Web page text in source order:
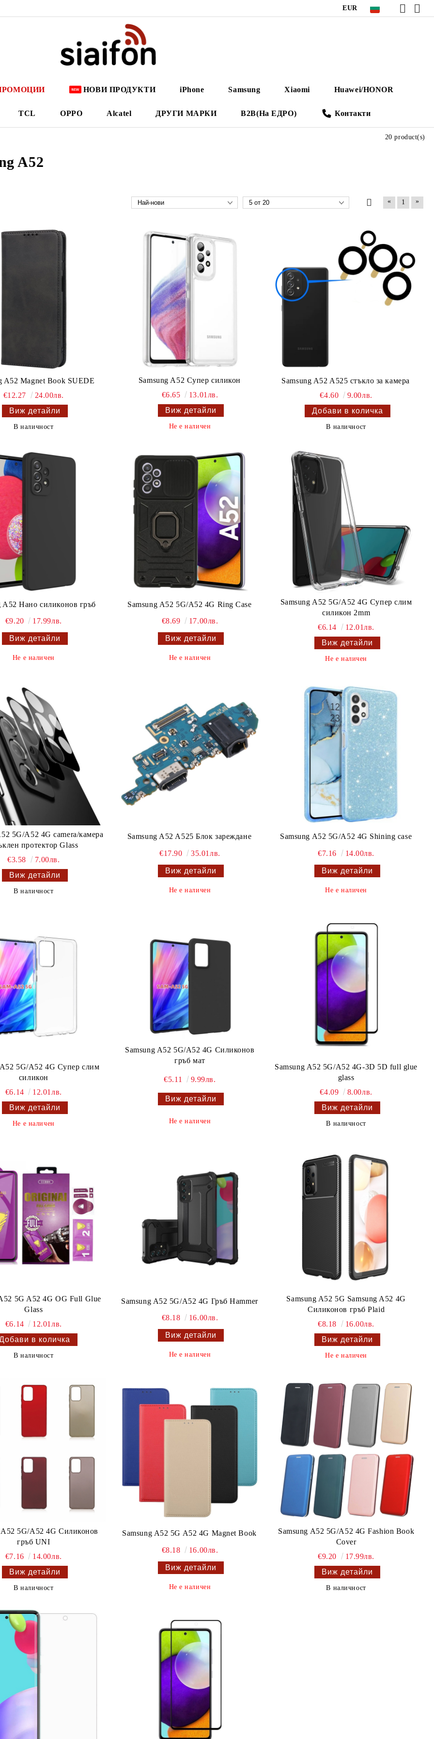
EUR
НОВИ ПРОДУКТИ iPhone Samsung Xiaomi Huawei/HONOR
TCL OPPO Alcatel ДРУГИ МАРКИ B2B(На ЕДРО) Контакти
A52
20 product(s)
« 1 »
A52 Magnet Book SUEDE
€12.27
24.00лв.
Виж детайли
В наличност
Samsung A52 Супер силикон
€6.65
13.01лв.
Виж детайли
Не е наличен
Samsung A52 A525 стъкло за камера
€4.60
9.00лв.
В наличност
A52 Нано силиконов гръб
€9.20 17.99лв.
Виж детайли
Не е наличен
Samsung A52 5G/A52 4G Ring Case
€8.69 17.00лв.
Виж детайли
Не е наличен
Samsung A52 5G/A52 4G Супер слим
силикон 2mm
€6.14
12.01лв.
Виж детайли
Не е наличен
5G/A52 4G camera/камера
протектор Glass
€3.58
7.00лв.
Виж детайли
В наличност
Samsung A52 A525 Блок зареждане
€17.90 35.01лв.
Виж детайли
Не е наличен
Samsung A52 5G/A52 4G Shining case
€7.16 14.00лв.
Виж детайли
Не е наличен
A52 5G/A52 4G Супер слим
силикон
€6.14
12.01лв.
Виж детайли
Не е наличен
Samsung A52 5G/A52 4G Силиконов
гръб мат
€5.11 9.99лв.
Виж детайли
Не е наличен
Samsung A52 5G/A52 4G-3D 5D full glue
glass
€4.09
8.00лв.
Виж детайли
В наличност
5G A52 4G OG Full Glue
Glass
€6.14
12.01лв.
В наличност
Samsung A52 5G/A52 4G Гръб Hammer
€8.18 16.00лв.
Виж детайли
Не е наличен
Samsung A52 5G Samsung A52 4G
Силиконов гръб Plaid
€8.18
16.00лв.
Виж детайли
Не е наличен
A52 5G/A52 4G Силиконов
гръб UNI
€7.16
14.00лв.
Виж детайли
В наличност
Samsung A52 5G A52 4G Magnet Book
€8.18 16.00лв.
Виж детайли
Не е наличен
Samsung A52 5G/A52 4G Fashion Book
Cover
€9.20
17.99лв.
Виж детайли
В наличност